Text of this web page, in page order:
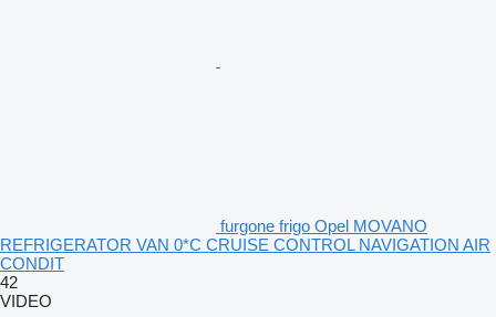
furgone frigo Opel MOVANO
REFRIGERATOR VAN 0*C CRUISE CONTROL NAVIGATION AIR
CONDIT
42
VIDEO